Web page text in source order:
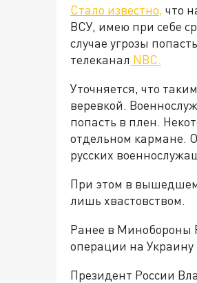
Стало известно, что
ВСУ, имею при себе
случае угрозы
телеканал NBC.
Уточняется, что
веревкой.
попасть в плен.
отдельном кармане.
русских
При этом в вышедшем
лишь хвастовством.
Ранее в Минобороны
операции на
Президент России